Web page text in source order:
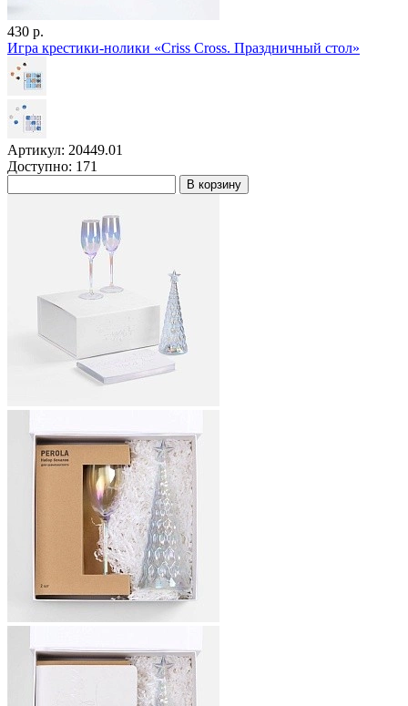
430 р.
Игра крестики-нолики «Criss Cross. Праздничный стол»
Артикул: 20449.01
Доступно: 171
В корзину